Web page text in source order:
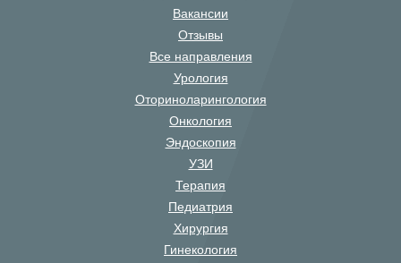
Вакансии
Отзывы
Все направления
Урология
Оториноларингология
Онкология
Эндоскопия
УЗИ
Терапия
Педиатрия
Хирургия
Гинекология